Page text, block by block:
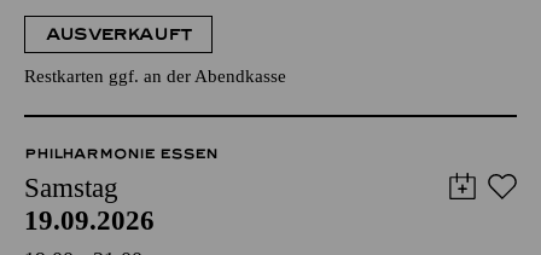
AUSVERKAUFT
Restkarten ggf. an der Abendkasse
PHILHARMONIE ESSEN
Samstag
19.09.2026